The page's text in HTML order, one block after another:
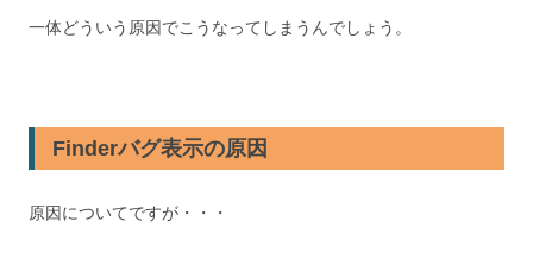
一体どういう原因でこうなってしまうんでしょう。
Finderバグ表示の原因
原因についてですが・・・